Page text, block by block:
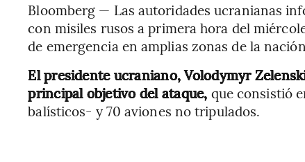
Bloomberg — Las autoridades ucranianas
con misiles rusos a primera hora del
de emergencia en amplias zonas de la
El presidente ucraniano, Volodymyr
principal objetivo del ataque, que consistió
balísticos- y 70 aviones no tripulados.